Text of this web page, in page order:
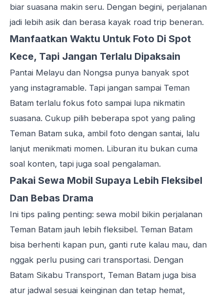
biar suasana makin seru. Dengan begini, perjalanan
jadi lebih asik dan berasa kayak road trip beneran.
Manfaatkan Waktu Untuk Foto Di Spot
Kece, Tapi Jangan Terlalu Dipaksain
Pantai Melayu dan Nongsa punya banyak spot
yang instagramable. Tapi jangan sampai Teman
Batam terlalu fokus foto sampai lupa nikmatin
suasana. Cukup pilih beberapa spot yang paling
Teman Batam suka, ambil foto dengan santai, lalu
lanjut menikmati momen. Liburan itu bukan cuma
soal konten, tapi juga soal pengalaman.
Pakai Sewa Mobil Supaya Lebih Fleksibel
Dan Bebas Drama
Ini tips paling penting: sewa mobil bikin perjalanan
Teman Batam jauh lebih fleksibel. Teman Batam
bisa berhenti kapan pun, ganti rute kalau mau, dan
nggak perlu pusing cari transportasi. Dengan
Batam Sikabu Transport, Teman Batam juga bisa
atur jadwal sesuai keinginan dan tetap hemat,